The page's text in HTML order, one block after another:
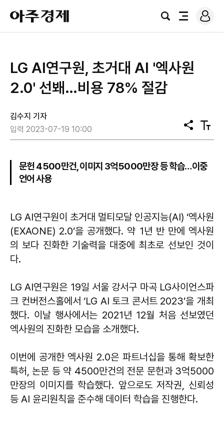
아
주
경
검
전
로
그
​LG AI연구원, 초거대 AI '엑사원
2.0' 선봬…비용 78% 절감
김수지 기자
입력 2023-07-19 10:00
공
유
텍
스
기
문헌 4500만건, 이미지 3억5000만장 등 학습…이중
언어 사용
LG AI연구원이 초거대 멀티모달 인공지능(AI) ‘엑사원
(EXAONE) 2.0’을 공개했다. 약 1년 반 만에 엑사원
의 보다 진화한 기술력을 대중에 최초로 선보인 것이
다.
LG AI연구원은 19일 서울 강서구 마곡 LG사이언스파
크 컨버전스홀에서 ‘LG AI 토크 콘서트 2023’을 개최
했다. 이날 행사에서는 2021년 12월 처음 선보였던
엑사원의 진화한 모습을 소개했다.
이번에 공개한 엑사원 2.0은 파트너십을 통해 확보한
특허, 논문 등 약 4500만건의 전문 문헌과 3억5000
만장의 이미지를 학습했다. 앞으로도 저작권, 신뢰성
등 AI 윤리원칙을 준수해 데이터 학습을 진행한다.